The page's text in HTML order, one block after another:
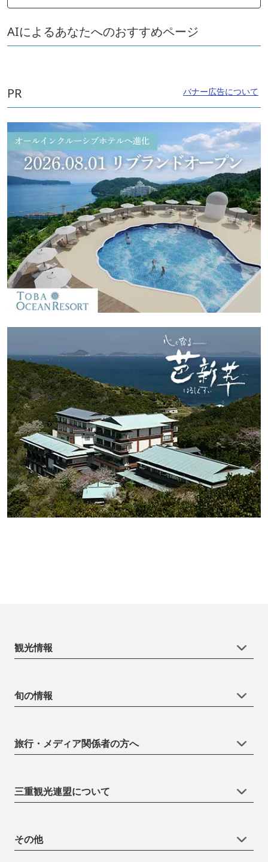
AIによるあなたへのおすすめページ
PR バナー広告について
観光情報
旬の情報
旅行・メディア関係者の方へ
三重観光連盟について
その他